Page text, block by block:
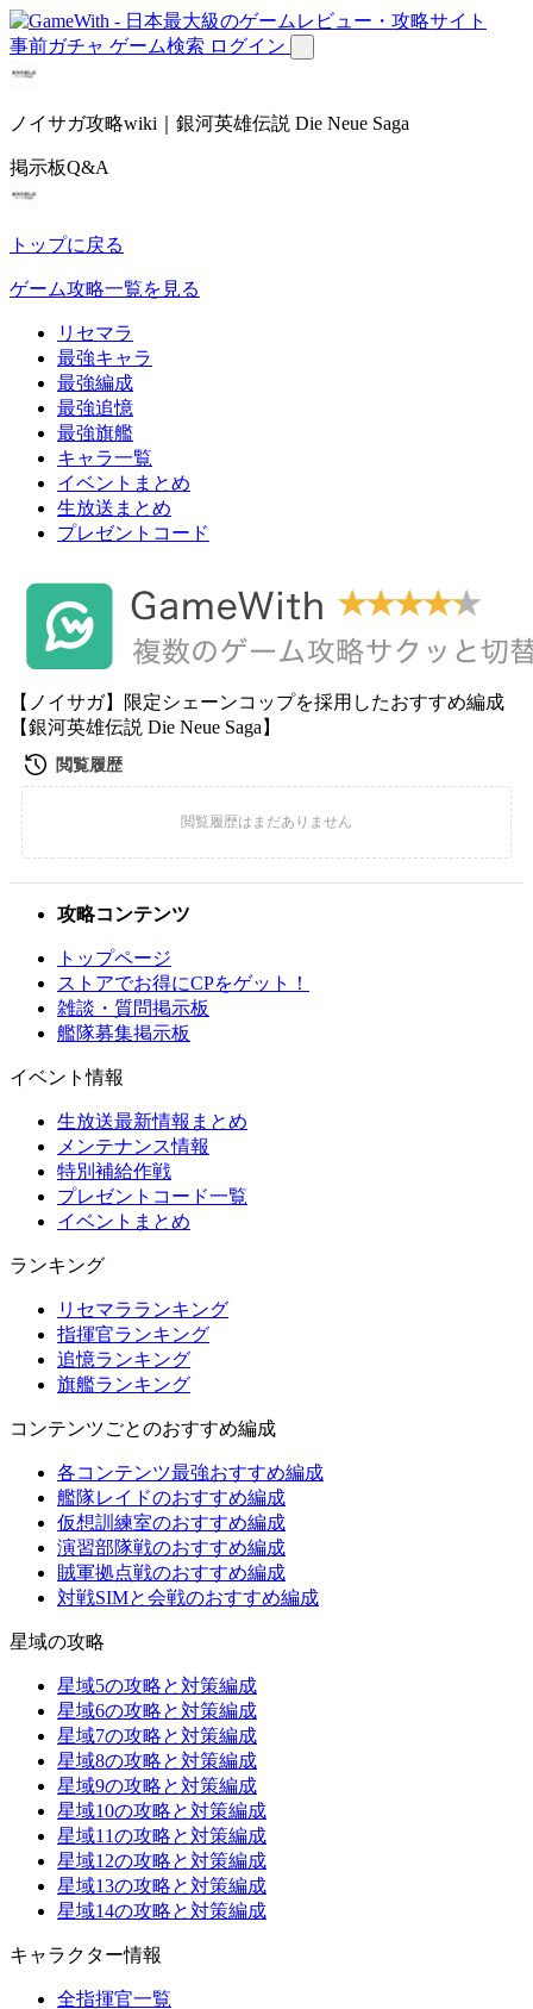
事前ガチャ ゲーム検索 ログイン
ノイサガ攻略wiki｜銀河英雄伝説 Die Neue Saga
掲示板Q&A
トップに戻る
ゲーム攻略一覧を見る
リセマラ
最強キャラ
最強編成
最強追憶
最強旗艦
キャラ一覧
イベントまとめ
生放送まとめ
プレゼントコード
【ノイサガ】限定シェーンコップを採用したおすすめ編成
【銀河英雄伝説 Die Neue Saga】
攻略コンテンツ
トップページ
ストアでお得にCPをゲット！
雑談・質問掲示板
艦隊募集掲示板
イベント情報
生放送最新情報まとめ
メンテナンス情報
特別補給作戦
プレゼントコード一覧
イベントまとめ
ランキング
リセマラランキング
指揮官ランキング
追憶ランキング
旗艦ランキング
コンテンツごとのおすすめ編成
各コンテンツ最強おすすめ編成
艦隊レイドのおすすめ編成
仮想訓練室のおすすめ編成
演習部隊戦のおすすめ編成
賊軍拠点戦のおすすめ編成
対戦SIMと会戦のおすすめ編成
星域の攻略
星域5の攻略と対策編成
星域6の攻略と対策編成
星域7の攻略と対策編成
星域8の攻略と対策編成
星域9の攻略と対策編成
星域10の攻略と対策編成
星域11の攻略と対策編成
星域12の攻略と対策編成
星域13の攻略と対策編成
星域14の攻略と対策編成
キャラクター情報
全指揮官一覧